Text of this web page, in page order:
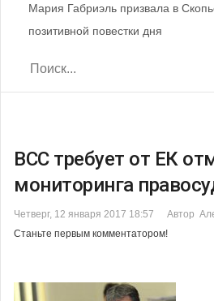
Мария Габриэль призвала в
позитивной повестки дня
ВСС требует от ЕК
мониторинга
Четверг, 12 января 2017 18:57
Автор
Станьте первым комментатором!